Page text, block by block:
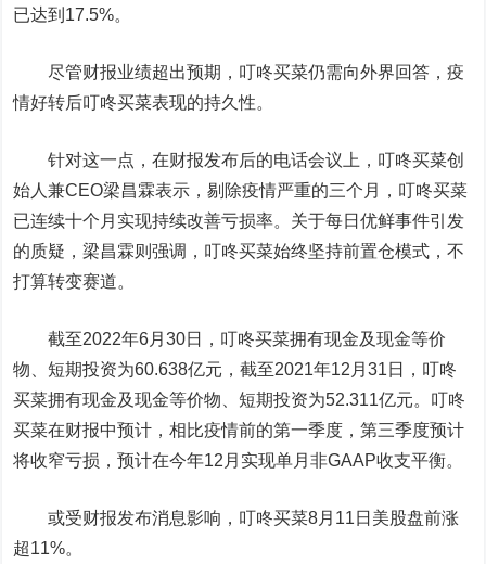
已达到17.5%。
尽管财报业绩超出预期，叮咚买菜仍需向外界回答，疫
情好转后叮咚买菜表现的持久性。
针对这一点，在财报发布后的电话会议上，叮咚买菜创
始人兼CEO梁昌霖表示，剔除疫情严重的三个月，叮咚买菜
已连续十个月实现持续改善亏损率。关于每日优鲜事件引发
的质疑，梁昌霖则强调，叮咚买菜始终坚持前置仓模式，不
打算转变赛道。
截至2022年6月30日，叮咚买菜拥有现金及现金等价
物、短期投资为60.638亿元，截至2021年12月31日，叮咚
买菜拥有现金及现金等价物、短期投资为52.311亿元。叮咚
买菜在财报中预计，相比疫情前的第一季度，第三季度预计
将收窄亏损，预计在今年12月实现单月非GAAP收支平衡。
或受财报发布消息影响，叮咚买菜8月11日美股盘前涨
超11%。